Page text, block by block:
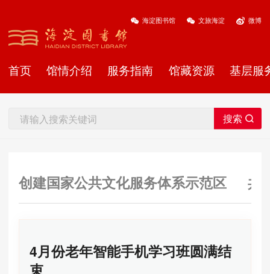
海淀图书馆 文旅海淀 微博
首页 馆情介绍 服务指南 馆藏资源 基层服
创建国家公共文化服务体系示范区 共
4月份老年智能手机学习班圆满结
束